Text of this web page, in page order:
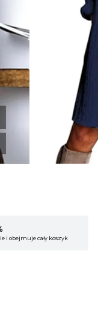
4 OTRZYMAJ RABAT
wszystkich produktów w